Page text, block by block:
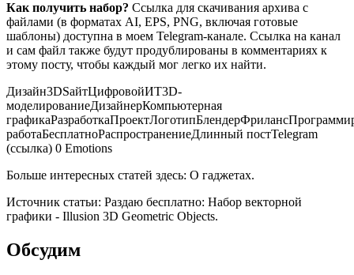
Как получить набор? Ссылка для скачивания архива с
файлами (в форматах AI, EPS, PNG, включая готовые
шаблоны) доступна в моем Telegram-канале. Ссылка на канал
и сам файл также будут продублированы в комментариях к
этому посту, чтобы каждый мог легко их найти.
Дизайн3DSайтЦифровойИТ3D-
моделированиеДизайнерКомпьютерная
работаБесплатноРаспространениеДлинный постTelegram
(ссылка) 0 Emotions
Больше интересных статей здесь: О гаджетах.
Источник статьи: Раздаю бесплатно: Набор векторной
графики - Illusion 3D Geometric Objects.
Обсудим